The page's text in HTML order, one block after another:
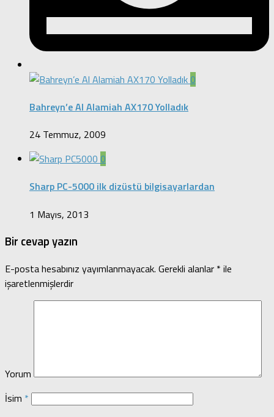
0
Bahreyn’e Al Alamiah AX170 Yolladık
24 Temmuz, 2009
0
Sharp PC-5000 ilk dizüstü bilgisayarlardan
1 Mayıs, 2013
Bir cevap yazın
E-posta hesabınız yayımlanmayacak. Gerekli alanlar * ile
işaretlenmişlerdir
Yorum
İsim *